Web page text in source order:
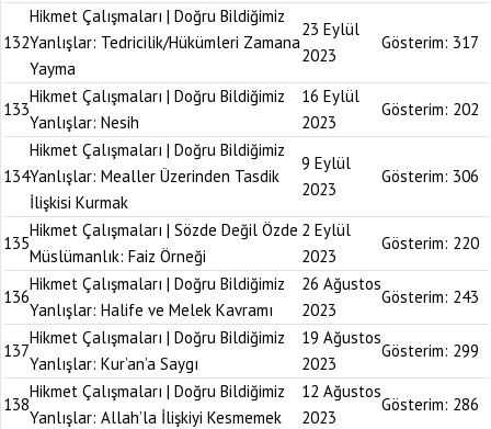
132
Hikmet Çalışmaları | Doğru Bildiğimiz
Yanlışlar: Tedricilik/Hükümleri Zamana
Yayma
23 Eylül
2023
Gösterim: 317
133
Hikmet Çalışmaları | Doğru Bildiğimiz
Yanlışlar: Nesih
16 Eylül
2023
Gösterim: 202
134
Hikmet Çalışmaları | Doğru Bildiğimiz
Yanlışlar: Mealler Üzerinden Tasdik
İlişkisi Kurmak
9 Eylül
2023
Gösterim: 306
135
Hikmet Çalışmaları | Sözde Değil Özde
Müslümanlık: Faiz Örneği
2 Eylül
2023
Gösterim: 220
136
Hikmet Çalışmaları | Doğru Bildiğimiz
Yanlışlar: Halife ve Melek Kavramı
26 Ağustos
2023
Gösterim: 243
137
Hikmet Çalışmaları | Doğru Bildiğimiz
Yanlışlar: Kur’an’a Saygı
19 Ağustos
2023
Gösterim: 299
138
Hikmet Çalışmaları | Doğru Bildiğimiz
Yanlışlar: Allah’la İlişkiyi Kesmemek
12 Ağustos
2023
Gösterim: 286